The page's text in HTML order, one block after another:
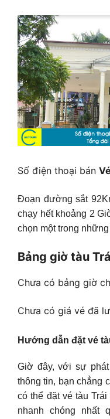
Số điện thoại bán
Đoạn đường sắt
chạy hết khoảng 2
chọn một trong
Bảng giờ tàu
Chưa có bảng giờ
Chưa có giá vé đã
Hướng dẫn đặt vé
Giờ đây, với sự
thông tin, bạn chẳng
có thể đặt vé tàu
nhanh chóng nhất